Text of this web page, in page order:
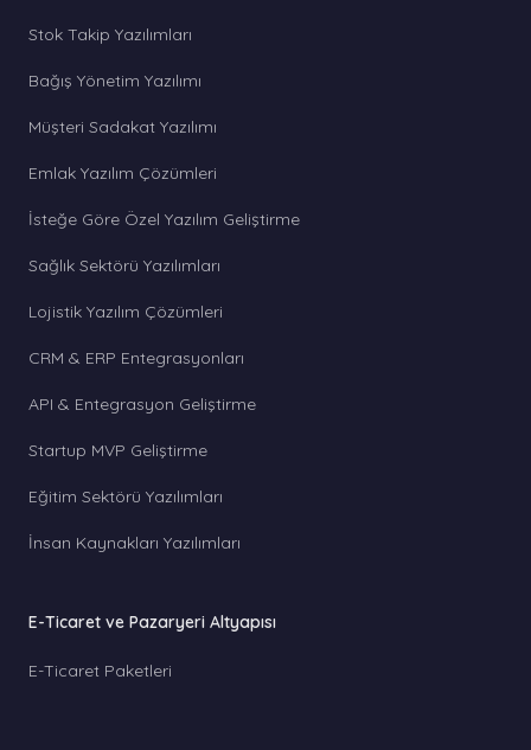
Stok Takip Yazılımları
Bağış Yönetim Yazılımı
Müşteri Sadakat Yazılımı
Emlak Yazılım Çözümleri
İsteğe Göre Özel Yazılım Geliştirme
Sağlık Sektörü Yazılımları
Lojistik Yazılım Çözümleri
CRM & ERP Entegrasyonları
API & Entegrasyon Geliştirme
Startup MVP Geliştirme
Eğitim Sektörü Yazılımları
İnsan Kaynakları Yazılımları
E-Ticaret ve Pazaryeri Altyapısı
E-Ticaret Paketleri